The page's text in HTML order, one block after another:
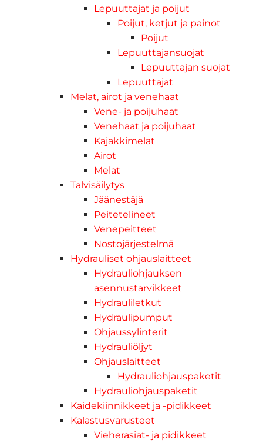
Lepuuttajat ja poijut
Poijut, ketjut ja painot
Poijut
Lepuuttajansuojat
Lepuuttajan suojat
Lepuuttajat
Melat, airot ja venehaat
Vene- ja poijuhaat
Venehaat ja poijuhaat
Kajakkimelat
Airot
Melat
Talvisäilytys
Jäänestäjä
Peitetelineet
Venepeitteet
Nostojärjestelmä
Hydrauliset ohjauslaitteet
Hydrauliohjauksen
asennustarvikkeet
Hydrauliletkut
Hydraulipumput
Ohjaussylinterit
Hydrauliöljyt
Ohjauslaitteet
Hydrauliohjauspaketit
Hydrauliohjauspaketit
Kaidekiinnikkeet ja -pidikkeet
Kalastusvarusteet
Vieherasiat- ja pidikkeet